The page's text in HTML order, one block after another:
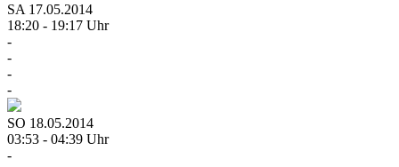
SA 17.05.2014
18:20 - 19:17 Uhr
-
-
-
-
SO 18.05.2014
03:53 - 04:39 Uhr
-